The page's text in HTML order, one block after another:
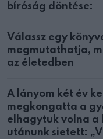
bíróság döntése:
Válassz egy
megmutathatja,
az életedben
A lányom két év
megkongatta a
elhagytuk volna a
utánunk sietett: